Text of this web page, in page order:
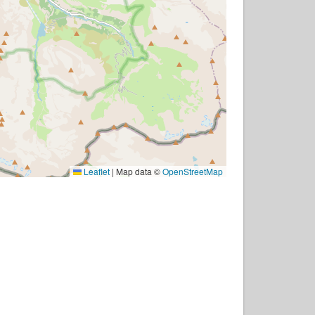
Leaflet | Map data ©OpenStreetMap